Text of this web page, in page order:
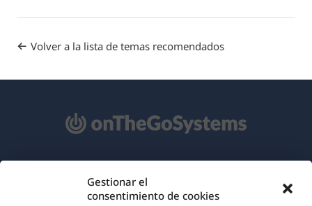
Gestionar el
consentimiento de cookies
Volver a la lista de temas recomendados
RGPD y Política de Privacidad